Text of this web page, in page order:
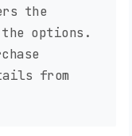
the
options.
from